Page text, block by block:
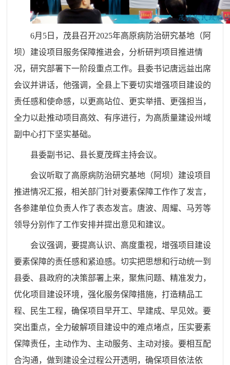
6月5日，茂县召开2025年高原病防治研究基地（阿
坝）建设项目服务保障推进会，分析研判项目推进情
况，研究部署下一阶段重点工作。县委书记唐远益出席
会议并讲话，他强调，全县上下要切实增强项目建设的
责任感和使命感，以更高站位、更实举措、更强担当，
全力以赴推动项目高效、有序进行，为高质量建设州域
副中心打下坚实基础。
县委副书记、县长夏茂辉主持会议。
会议听取了高原病防治研究基地（阿坝）建设项目
推进情况汇报，相关部门针对要素保障工作作了发言，
各参建单位负责人作了表态发言。唐波、周耀、马芳等
领导分别作了工作安排并提出意见和建议。
会议强调，要提高认识、高度重视，增强项目建设
要素保障的责任感和紧迫感。切实把思想和行动统一到
县委、县政府的决策部署上来，聚焦问题、精准发力，
优化项目建设环境，强化服务保障措施，打造精品工
程、民生工程，确保项目早开工、早建成、早见效。要
突出重点，全力破解项目建设中的难点堵点，压实要素
保障责任，主动作为、主动服务、主动对接。要相互配
合沟通，做到建设全过程公开透明，确保项目依法依